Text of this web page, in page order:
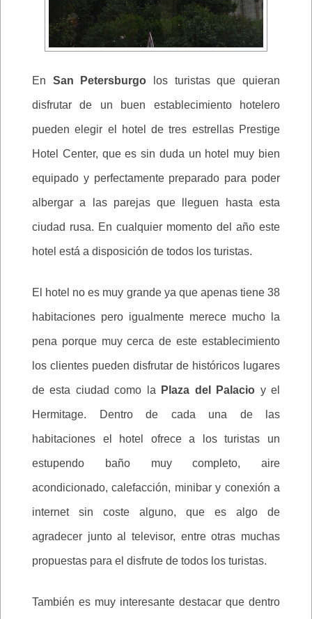
En San Petersburgo los turistas que quieran
disfrutar de un buen establecimiento hotelero
pueden elegir el hotel de tres estrellas Prestige
Hotel Center, que es sin duda un hotel muy bien
equipado y perfectamente preparado para poder
albergar a las parejas que lleguen hasta esta
ciudad rusa. En cualquier momento del año este
hotel está a disposición de todos los turistas.
El hotel no es muy grande ya que apenas tiene 38
habitaciones pero igualmente merece mucho la
pena porque muy cerca de este establecimiento
los clientes pueden disfrutar de históricos lugares
de esta ciudad como la Plaza del Palacio y el
Hermitage. Dentro de cada una de las
habitaciones el hotel ofrece a los turistas un
estupendo baño muy completo, aire
acondicionado, calefacción, minibar y conexión a
internet sin coste alguno, que es algo de
agradecer junto al televisor, entre otras muchas
propuestas para el disfrute de todos los turistas.
También es muy interesante destacar que dentro